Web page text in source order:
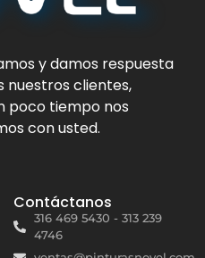
y damos respuesta
nuestros clientes,
poco tiempo nos
con usted.
Contáctanos
316 469 5430 - 313 239
4746